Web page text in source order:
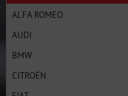
ALFA ROMEO
AUDI
BMW
CITROËN